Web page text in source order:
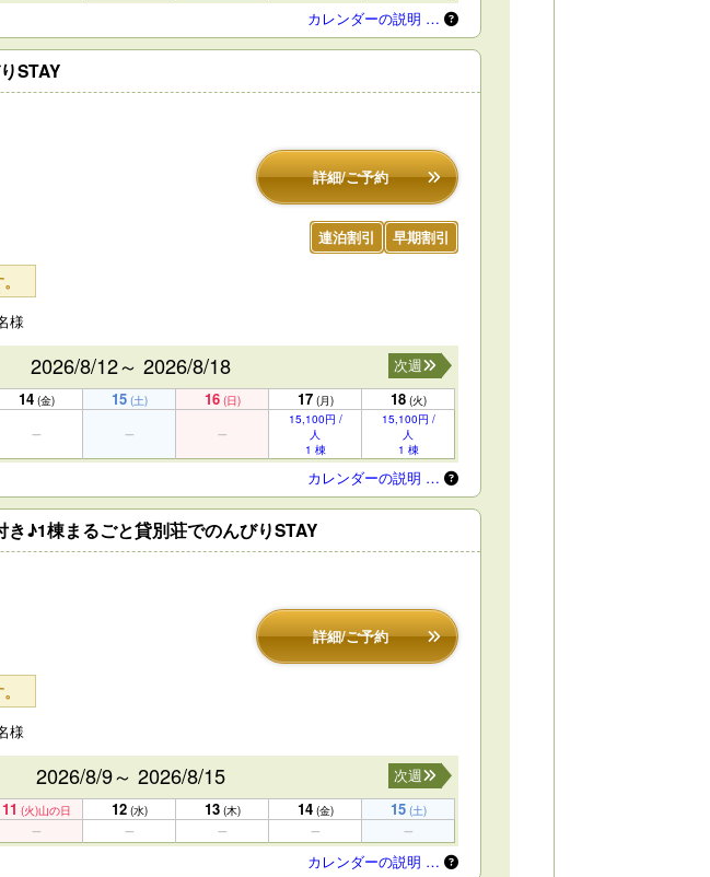
カレンダーの説明 …
STAY
詳細/ご予約
連泊割引 早期割引
様
2026/8/12～ 2026/8/18
次週
14 (金) 15 (土) 16 (日) 17 (月) 18 (火)
15,100円 /
人
1 棟
15,100円 /
人
1 棟
カレンダーの説明 …
♪1棟まるごと貸別荘でのんびりSTAY
詳細/ご予約
様
2026/8/9～ 2026/8/15
次週
11 (火)山の日 12 (水) 13 (木) 14 (金) 15 (土)
カレンダーの説明 …